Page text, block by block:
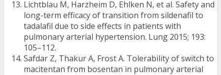
Lichtblau M, Harzheim D, Ehlken N, et al. Safety and
long-term efficacy of transition from sildenafil to
tadalafil due to side effects in patients with
pulmonary arterial hypertension. Lung 2015; 193:
105–112.
Safdar Z, Thakur A, Frost A. Tolerability of switch to
macitentan from bosentan in pulmonary arterial